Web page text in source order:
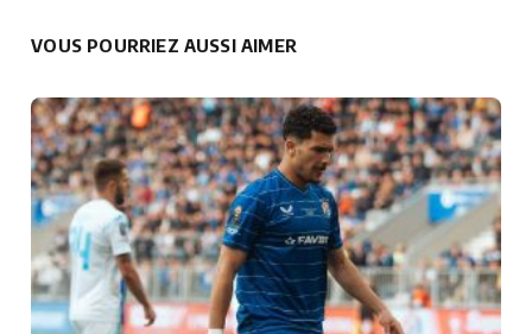
VOUS POURRIEZ AUSSI AIMER